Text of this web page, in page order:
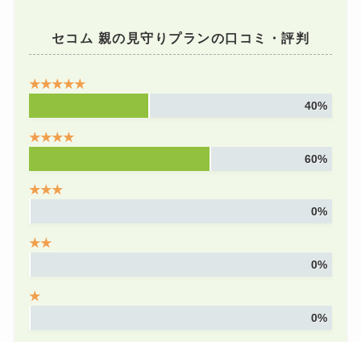
セコム 親の見守りプランの口コミ・評判
★★★★★
40%
★★★★
60%
★★★
0%
★★
0%
★
0%